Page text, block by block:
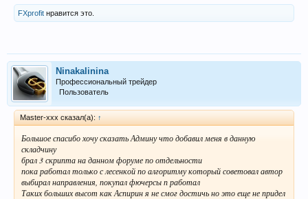
FXprofit нравится это.
Ninakalinina
Профессиональный трейдер
Пользователь
Master-xxx сказал(а): ↑
Большое спасибо хочу сказать Админу что добавил меня в данную
складчину
брал 3 скрипта на данном форуме по отдельности
пока работал только с лесенкой по алгоритму который советовал автор
выбирал направления, покупал фючерсы п работал
Таких больших высот как Аспирин я не смог достичь но это еще не придел